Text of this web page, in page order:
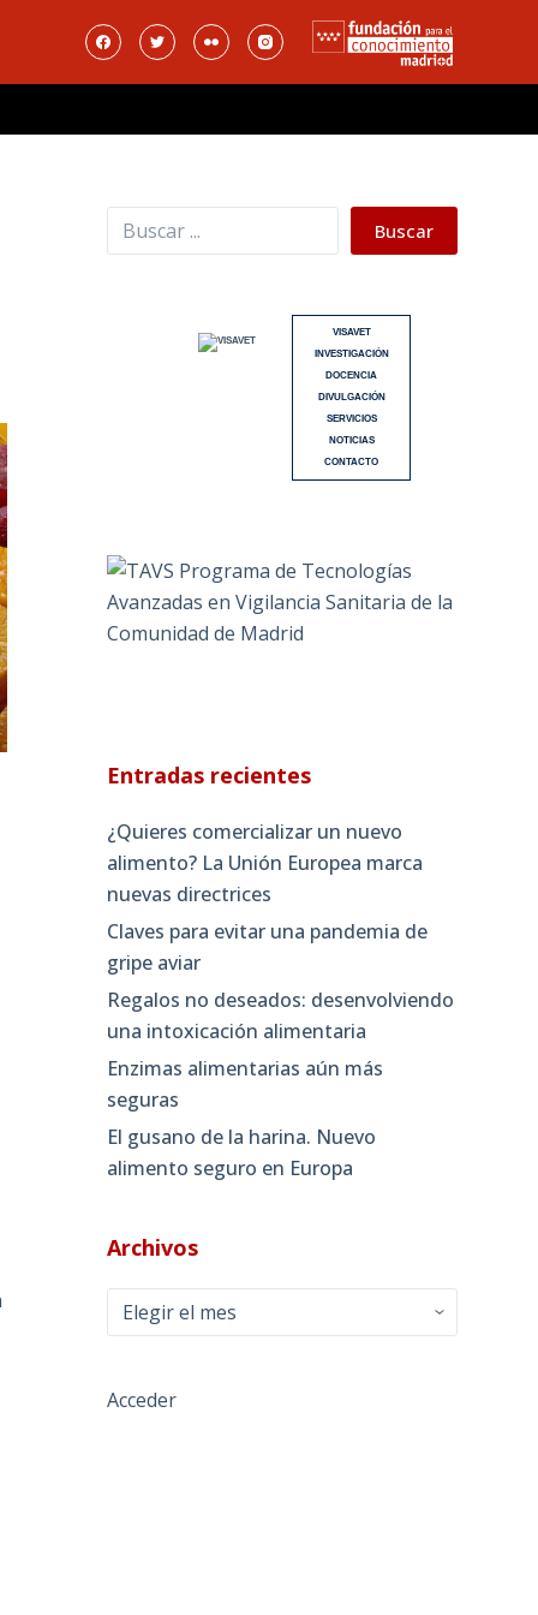
Buscar Buscar
VISAVET
INVESTIGACIÓN
DOCENCIA
DIVULGACIÓN
SERVICIOS
NOTICIAS
CONTACTO
Entradas recientes
¿Quieres comercializar un nuevo
alimento? La Unión Europea marca
nuevas directrices
Claves para evitar una pandemia de
gripe aviar
Regalos no deseados: desenvolviendo
una intoxicación alimentaria
Enzimas alimentarias aún más
seguras
El gusano de la harina. Nuevo
alimento seguro en Europa
Archivos
Archivos
Acceder